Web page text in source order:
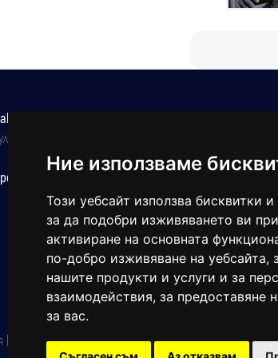
Ние използваме
Този уебсайт използва бисквитки
за да подобри изживяването ви
активиране на основната
по-добро изживяване на уебсайта,
нашите продукти и услуги и за
взаимодействия, за предоставяне
за вас.
Ботев" 43
и абонаменти
национална агенция за ISSN) под номер: ISSN